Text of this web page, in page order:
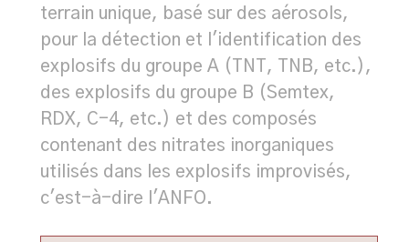
terrain unique, basé sur des aérosols,
pour la détection et l'identification des
explosifs du groupe A (TNT, TNB, etc.),
des explosifs du groupe B (Semtex,
RDX, C-4, etc.) et des composés
contenant des nitrates inorganiques
utilisés dans les explosifs improvisés,
c'est-à-dire l'ANFO.